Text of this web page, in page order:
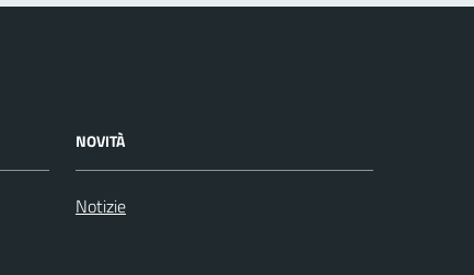
NOVITÀ
Notizie